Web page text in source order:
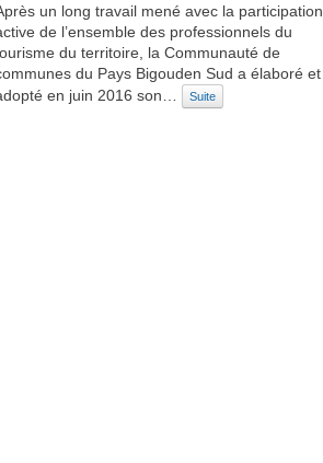
un long travail mené avec la participation
de l’ensemble des professionnels du
du territoire, la Communauté de
du Pays Bigouden Sud a élaboré et
en juin 2016 son…
Suite